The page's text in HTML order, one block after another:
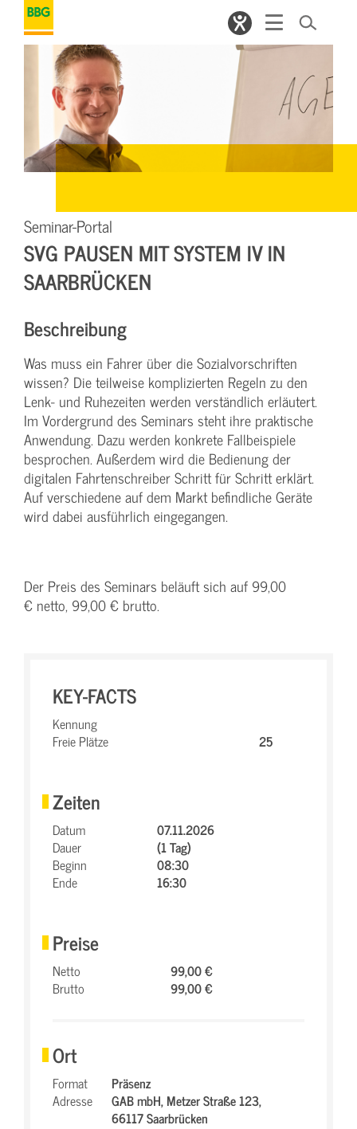
Seminar-Portal
SVG PAUSEN MIT SYSTEM IV IN
SAARBRÜCKEN
Beschreibung
Was muss ein Fahrer über die Sozialvorschriften
wissen? Die teilweise komplizierten Regeln zu den
Lenk- und Ruhezeiten werden verständlich erläutert.
Im Vordergrund des Seminars steht ihre praktische
Anwendung. Dazu werden konkrete Fallbeispiele
besprochen. Außerdem wird die Bedienung der
digitalen Fahrtenschreiber Schritt für Schritt erklärt.
Auf verschiedene auf dem Markt befindliche Geräte
wird dabei ausführlich eingegangen.
Der Preis des Seminars beläuft sich auf 99,00
€ netto, 99,00 € brutto.
KEY-FACTS
Kennung
Freie Plätze
25
Zeiten
Datum
07.11.2026
Dauer
(1 Tag)
Beginn
08:30
Ende
16:30
Preise
Netto
99,00 €
Brutto
99,00 €
Ort
Format
Präsenz
Adresse
GAB mbH,Metzer Straße 123,
66117 Saarbrücken